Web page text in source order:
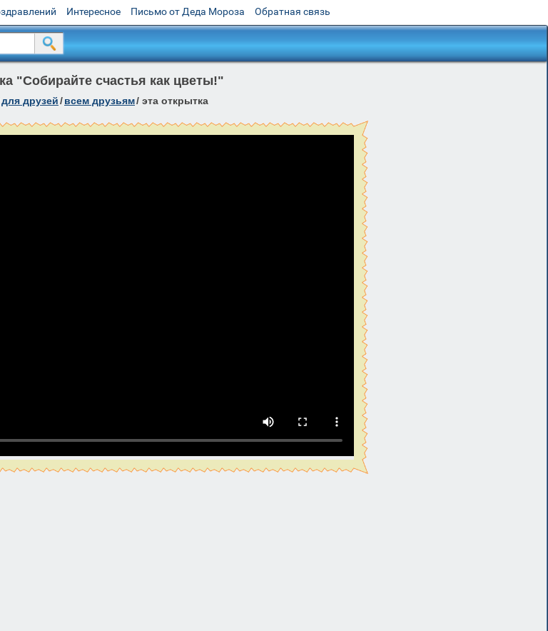
Интересное Письмо от Деда Мороза Обратная связь
"Собирайте счастья как цветы!"
для друзей/всем друзьям/ эта открытка